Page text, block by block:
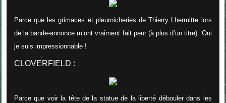
Parce que les grimaces et pleurnicheries de Thierry Lhermitte lors
de la bande-annonce m’ont vraiment fait peur (à plus d’un titre). Oui
je suis impressionnable !
CLOVERFIELD :
Parce que voir la tête de la statue de la liberté débouler dans les